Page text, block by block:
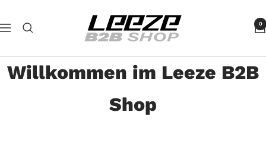
zum
Navigation
Leeze
B2B
0
Willkommen im Leeze B2B
Shop